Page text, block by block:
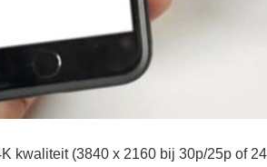
kwaliteit (3840 x 2160 bij 30p/25p of